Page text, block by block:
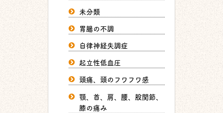
未分類
胃腸の不調
自律神経失調症
起立性低血圧
頭痛、頭のフワフワ感
顎、首、肩、腰、股関節、
膝の痛み